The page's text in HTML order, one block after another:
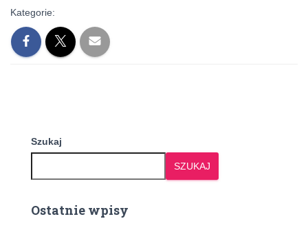
Kategorie:
Szukaj
SZUKAJ
Ostatnie wpisy